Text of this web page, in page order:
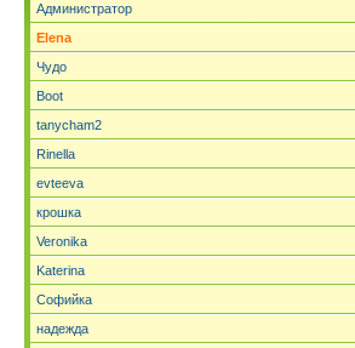
Администратор
Elena
Чудо
Boot
tanycham2
Rinella
evteeva
крошка
Veronika
Katerina
Софийка
надежда